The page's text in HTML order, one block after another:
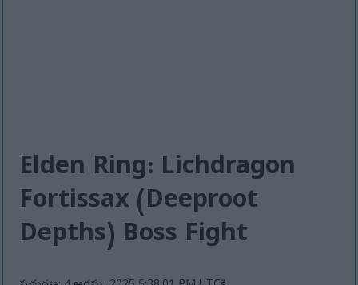
Elden Ring: Lichdragon
Fortissax (Deeproot
Depths) Boss Fight